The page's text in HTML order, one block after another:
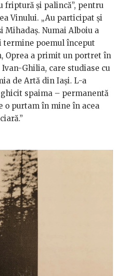
friptură și palincă”, pentru
Vinului. „Au participat și
Mihadaș. Numai Alboiu a
termine poemul început
Oprea a primit un portret în
Ghilia, care studiase cu
de Artă din Iași. L-a
spaima – permanentă
o purtam în mine în acea